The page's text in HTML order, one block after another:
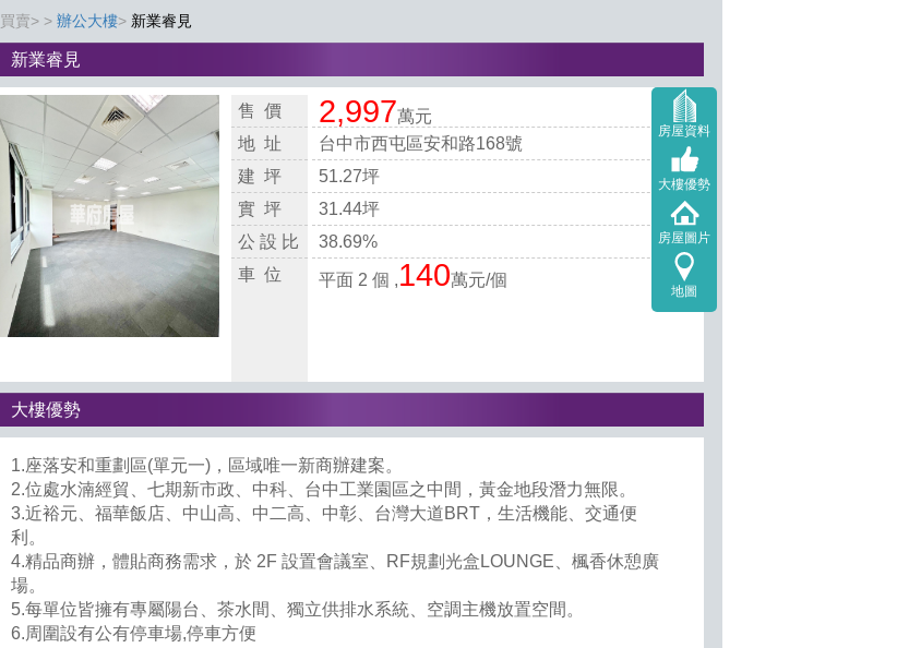
房屋資料
大樓優勢
房屋圖片
地圖
買賣> 辦公大樓 新業睿見
新業睿見
售 價
地 址
建 坪
實 坪
公 設 比
車 位
2,997萬元
台中市西屯區安和路168號
51.27坪
31.44坪
38.69%
平面 2 個 ,140萬元/個
大樓優勢
1.座落安和重劃區(單元一)，區域唯一新商辦建案。
2.位處水湳經貿、七期新市政、中科、台中工業園區之中間，黃金地段潛力無限。
3.近裕元、福華飯店、中山高、中二高、中彰、台灣大道BRT，生活機能、交通便
利。
4.精品商辦，體貼商務需求，於 2F 設置會議室、RF規劃光盒LOUNGE、楓香休憩廣
場。
5.每單位皆擁有專屬陽台、茶水間、獨立供排水系統、空調主機放置空間。
6.周圍設有公有停車場,停車方便